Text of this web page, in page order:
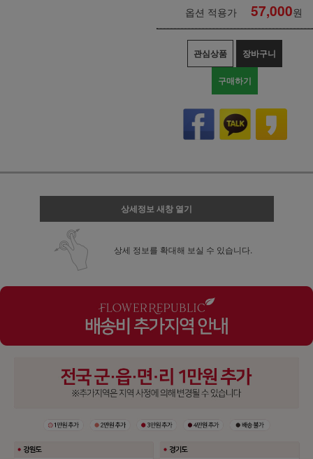
옵션 적용가 57,000원
관심상품 장바구니
구매하기
상세정보 새창 열기
상세 정보를 확대해 보실 수 있습니다.